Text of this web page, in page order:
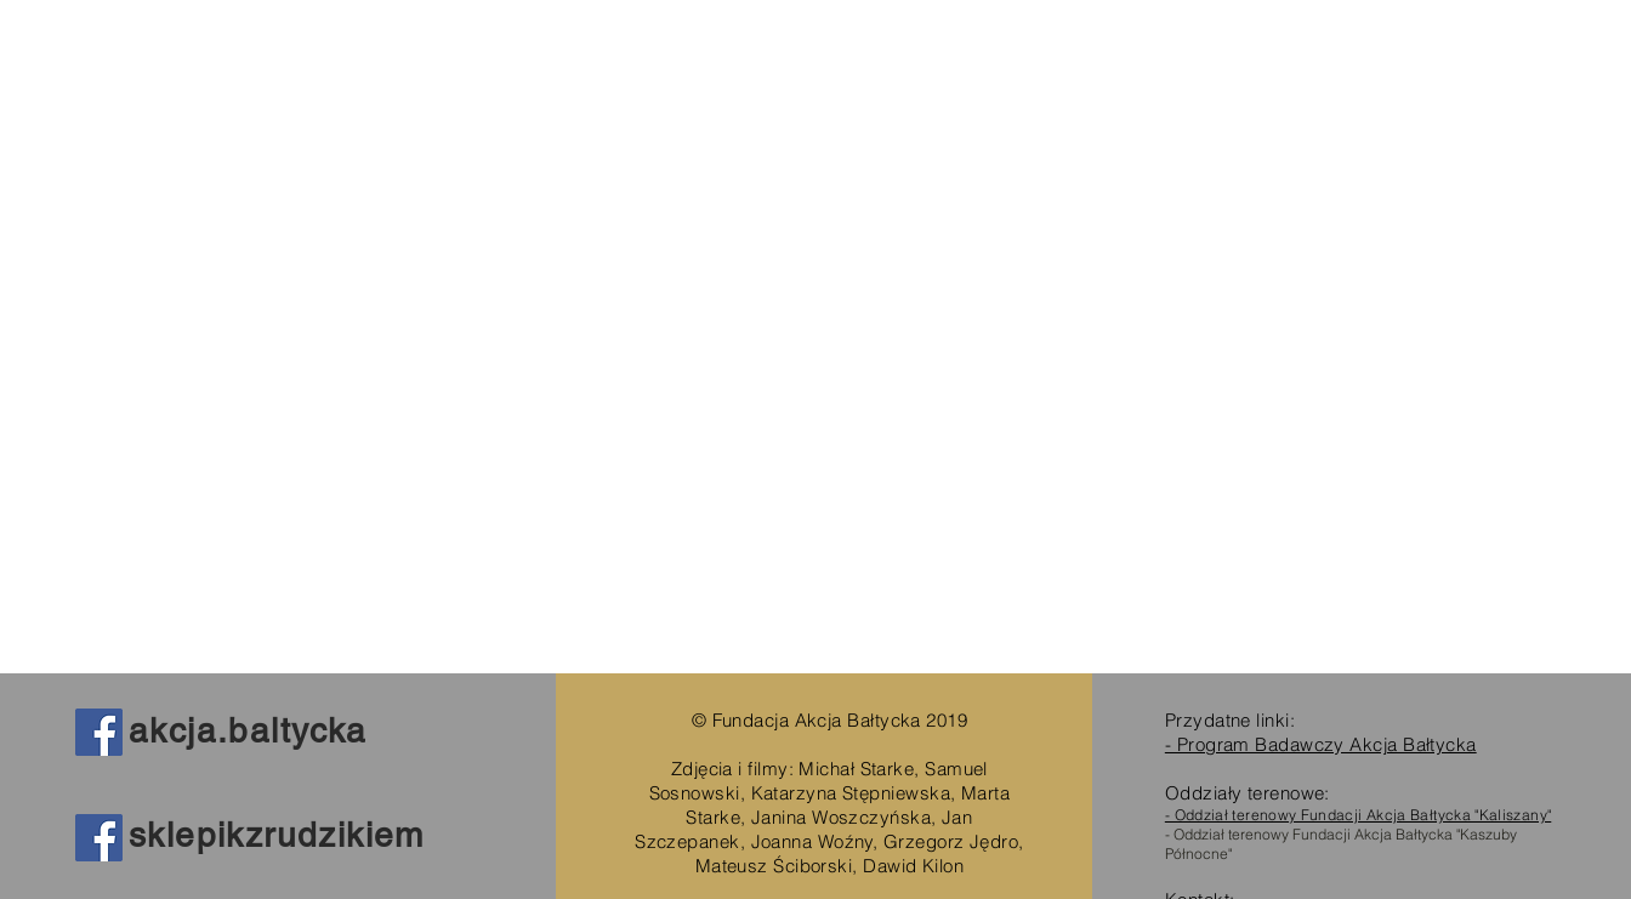
akcja.baltycka
sklepikzrudzikiem
© Fundacja Akcja Bałtycka 2019
Zdjęcia i filmy: Michał Starke, Samuel
Sosnowski, Katarzyna Stępniewska, Marta
Starke, Janina Woszczyńska, Jan
Szczepanek, Joanna Woźny, Grzegorz Jędro,
Mateusz Ściborski, Dawid Kilon
Przydatne linki:
- Program Badawczy Akcja Bałtycka
Oddziały terenowe:
- Oddział terenowy Fundacji Akcja Bałtycka "Kaliszany"
- Oddział terenowy Fundacji Akcja Bałtycka "Kaszuby
Północne"